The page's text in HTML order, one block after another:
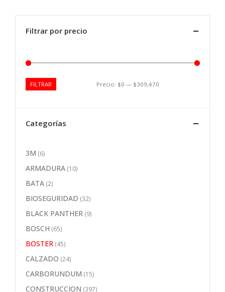
Filtrar por precio
Precio
Precio
FILTRAR Precio: $0 — $309,470
Categorías
3M (6)
ARMADURA (10)
BATA (2)
BIOSEGURIDAD (32)
BLACK PANTHER (9)
BOSCH (65)
BOSTER (45)
CALZADO (24)
CARBORUNDUM (15)
CONSTRUCCION (397)